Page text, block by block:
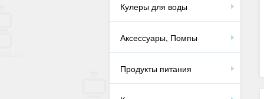
Кулеры для воды
Аксессуары, Помпы
Продукты питания